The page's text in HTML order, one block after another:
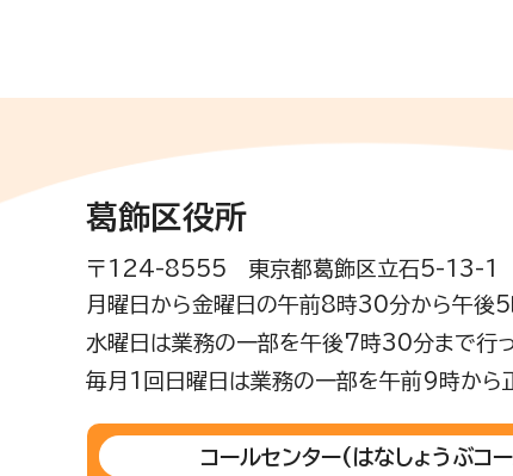
葛飾区役所
〒124-8555 東京都葛飾区立石5-13-1
月曜日から金曜日の午前8時30分から午後
水曜日は業務の一部を午後7時30分まで行っ
毎月1回日曜日は業務の一部を午前9時から
コールセンター(はなしょうぶコ